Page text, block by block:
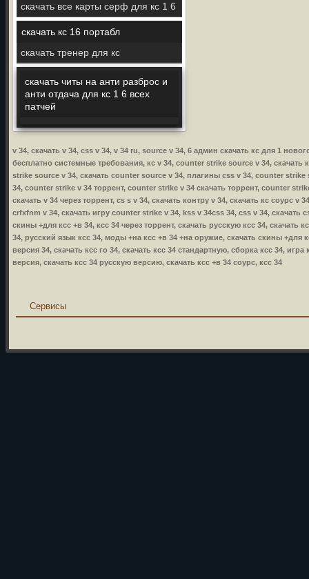
скачать все карты серф для кс 1 6
скачать кс 16 портабл
скачать тренер для кс
скачать читы на анти разброс и
анти отдача для кс 1 6 всех
патчей
v 34, скачать v 34, css v 34, v 34 ru, source v 34, 6 админ скачать кс для 1
бесплатно системные требования, кс v 34, counter strike source v 34, скачать
strike source v 34, скачать counter source v 34, плагины css v 34, counter strike
34, counter strike v 34 торрент, counter strike v 34 скачать торрент, counter
скачать v 34 через торрент, cs s v 34, скачать контру v 34, скачать кс соурс
crfxfnm v 34, скачать игру counter strike v 34, kss v 34css 34, css v 34, скачать
скины +для ксс +в 34, ксс 34 через торрент, скачать русскую ксс 34, скачать
34, русский язык ксс 34, моды +на ксс +в 34 +на оружие, скачать скины +для
версия 34, скачать ксс го 34, скачать ксс 34 стандартную, сборка ксс 34,
версия, скачать ксс 34 русскую версию, скачать ксс +в 34 соурс, ксс 34
Сервисы